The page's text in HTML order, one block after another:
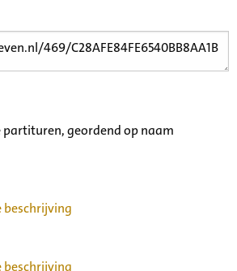
partituren, geordend op naam
beschrijving
beschrijving